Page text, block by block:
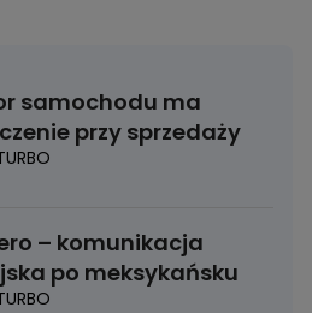
samochodu ma
przy sprzedaży
– komunikacja
po meksykańsku